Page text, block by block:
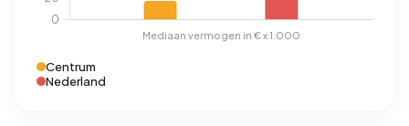
Centrum
Nederland